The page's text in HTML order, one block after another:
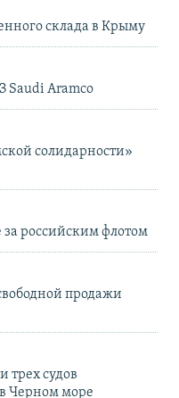
склада в Крыму
Saudi Aramco
солидарности»
российским флотом
продажи
трех судов
Черном море